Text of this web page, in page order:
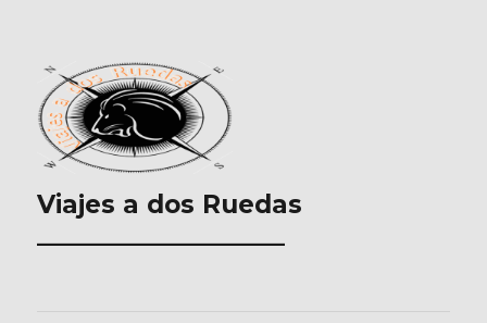
Viajes a dos Ruedas
___________________